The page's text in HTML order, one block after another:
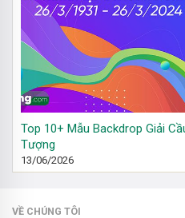
Top 10+ Mẫu Backdrop Giải
Tượng
13/06/2026
VỀ CHÚNG TÔI